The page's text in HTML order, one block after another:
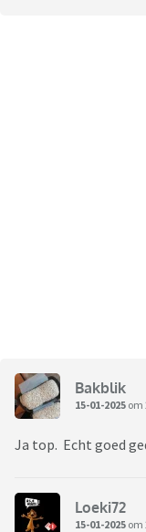
Bakblik
15-01-2025 om
Ja top. Echt goed
Loeki72
15-01-2025 om